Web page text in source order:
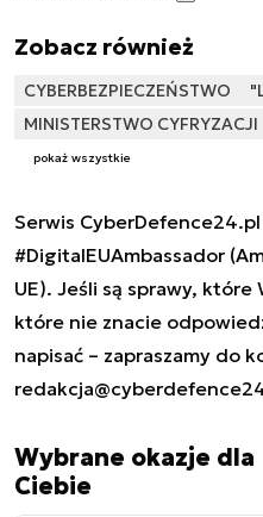
Zobacz również
CYBERBEZPIECZEŃSTWO
MINISTERSTWO CYFRYZACJI
pokaż wszystkie
Serwis
#DigitalEUAmbassador
UE). Jeśli są sprawy,
które nie znacie
napisać – zapraszamy do
Wybrane okazje dla
Ciebie